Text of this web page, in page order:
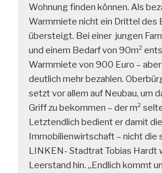
Wohnung finden können. Als
Warmmiete nicht ein Drittel des
übersteigt. Bei einer jungen
und einem Bedarf von 90m²
Warmmiete von 900 Euro –
deutlich mehr bezahlen.
setzt vor allem auf Neubau, um
Griff zu bekommen – der m²
Letztendlich bedient er damit
Immobilienwirtschaft – nicht die
LINKEN- Stadtrat Tobias Hardt
Leerstand hin. „Endlich kommt